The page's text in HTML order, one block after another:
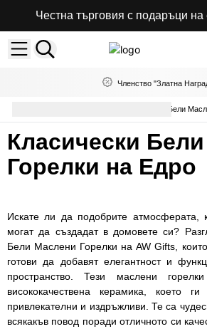
Честна търговия с подаръци на
Членство "Златна
Класически Бели
Класически
Горелки на Едро
Искате ли да подобрите атмосферата,
могат да създадат в домовете си?
Бели Маслени Горелки на AW Gifts,
готови да добавят елегантност и
пространство. Тези маслени
висококачествена керамика, което
привлекателни и издръжливи. Те са
всякакъв повод поради отличното си